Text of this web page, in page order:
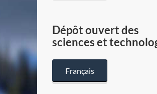
Dépôt ouvert des
sciences et
Français